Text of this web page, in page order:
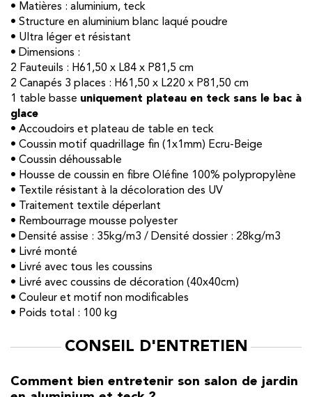
• Matières : aluminium, teck
• Structure en aluminium blanc laqué poudre
• Ultra léger et résistant
• Dimensions :
2 Fauteuils : H61,50 x L84 x P81,5 cm
2 Canapés 3 places : H61,50 x L220 x P81,50 cm
1 table basse uniquement plateau en teck sans le bac à
glace
• Accoudoirs et plateau de table en teck
• Coussin motif quadrillage fin (1x1mm) Ecru-Beige
• Coussin déhoussable
• Housse de coussin en fibre Oléfine 100% polypropylène
• Textile résistant à la décoloration des UV
• Traitement textile déperlant
• Rembourrage mousse polyester
• Densité assise : 35kg/m3 / Densité dossier : 28kg/m3
• Livré monté
• Livré avec tous les coussins
• Livré avec coussins de décoration (40x40cm)
• Couleur et motif non modificables
• Poids total : 100 kg
CONSEIL D'ENTRETIEN
Comment bien entretenir son salon de jardin